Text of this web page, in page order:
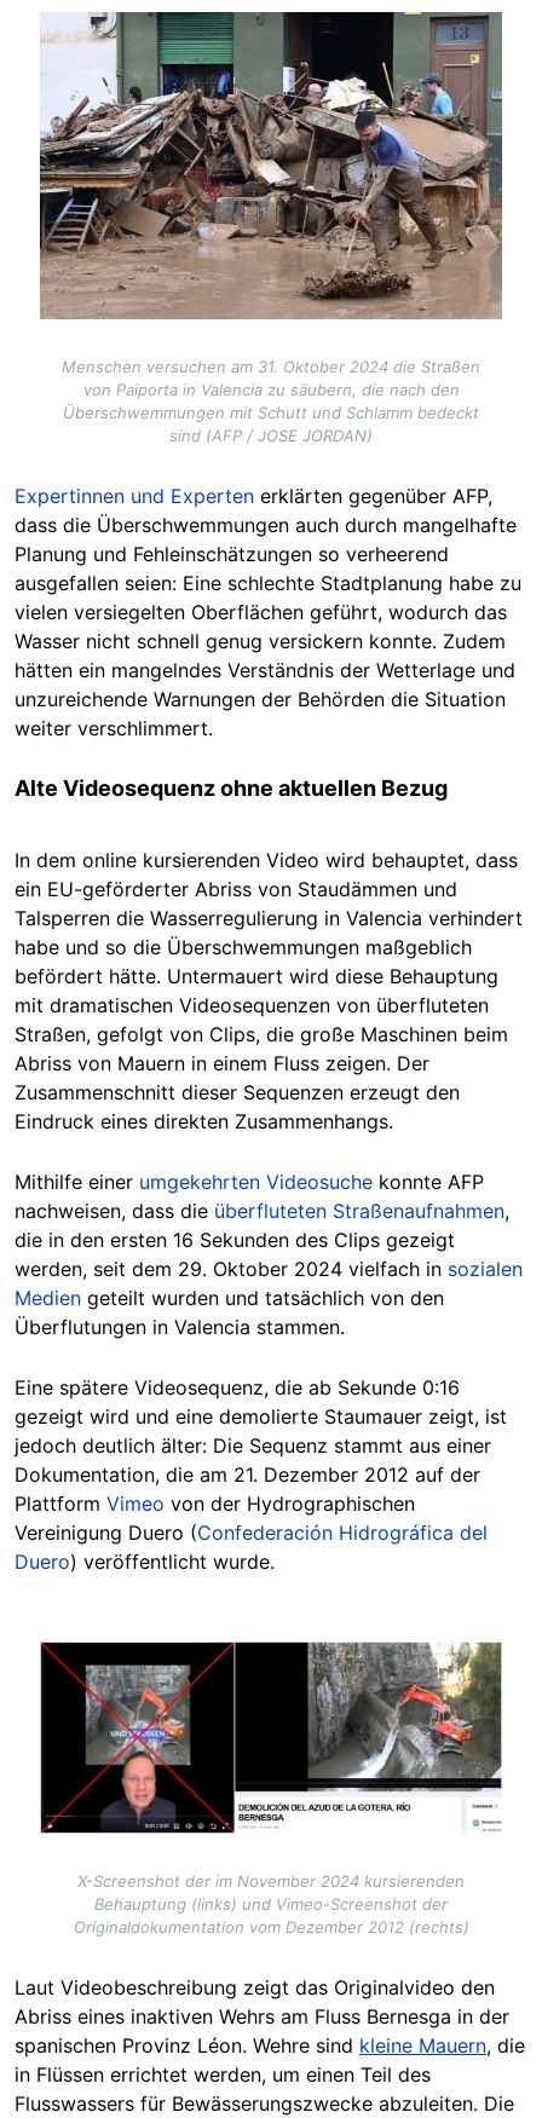
Image
Menschen versuchen am 31. Oktober 2024 die Straßen
von Paiporta in Valencia zu säubern, die nach den
Überschwemmungen mit Schutt und Schlamm bedeckt
sind (AFP / JOSE JORDAN)
Expertinnen und Experten erklärten gegenüber AFP,
dass die Überschwemmungen auch durch mangelhafte
Planung und Fehleinschätzungen so verheerend
ausgefallen seien: Eine schlechte Stadtplanung habe zu
vielen versiegelten Oberflächen geführt, wodurch das
Wasser nicht schnell genug versickern konnte. Zudem
hätten ein mangelndes Verständnis der Wetterlage und
unzureichende Warnungen der Behörden die Situation
weiter verschlimmert.
Alte Videosequenz ohne aktuellen Bezug
In dem online kursierenden Video wird behauptet, dass
ein EU-geförderter Abriss von Staudämmen und
Talsperren die Wasserregulierung in Valencia verhindert
habe und so die Überschwemmungen maßgeblich
befördert hätte. Untermauert wird diese Behauptung
mit dramatischen Videosequenzen von überfluteten
Straßen, gefolgt von Clips, die große Maschinen beim
Abriss von Mauern in einem Fluss zeigen. Der
Zusammenschnitt dieser Sequenzen erzeugt den
Eindruck eines direkten Zusammenhangs.
Mithilfe einer umgekehrten Videosuche konnte AFP
nachweisen, dass die überfluteten Straßenaufnahmen,
die in den ersten 16 Sekunden des Clips gezeigt
werden, seit dem 29. Oktober 2024 vielfach in sozialen
Medien geteilt wurden und tatsächlich von den
Überflutungen in Valencia stammen.
Eine spätere Videosequenz, die ab Sekunde 0:16
gezeigt wird und eine demolierte Staumauer zeigt, ist
jedoch deutlich älter: Die Sequenz stammt aus einer
Dokumentation, die am 21. Dezember 2012 auf der
Plattform Vimeo von der Hydrographischen
Vereinigung Duero (Confederación Hidrográfica del
Duero) veröffentlicht wurde.
Image
X-Screenshot der im November 2024 kursierenden
Behauptung (links) und Vimeo-Screenshot der
Originaldokumentation vom Dezember 2012 (rechts)
Laut Videobeschreibung zeigt das Originalvideo den
Abriss eines inaktiven Wehrs am Fluss Bernesga in der
spanischen Provinz Léon. Wehre sind kleine Mauern, die
in Flüssen errichtet werden, um einen Teil des
Flusswassers für Bewässerungszwecke abzuleiten. Die